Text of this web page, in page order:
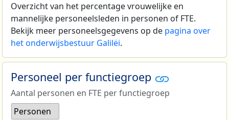
Overzicht van het percentage vrouwelijke en
mannelijke personeelsleden in personen of FTE.
Bekijk meer personeelsgegevens op de pagina over
het onderwijsbestuur Galilëi.
Personeel per functiegroep
Aantal personen en FTE per functiegroep
Personen